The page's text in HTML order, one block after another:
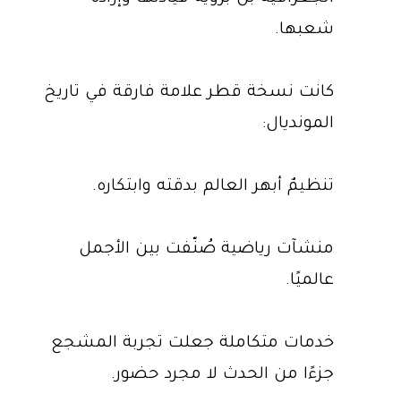
شعبها.
كانت نسخة قطر علامة فارقة في تاريخ
المونديال:
تنظيمٌ أبهر العالم بدقته وابتكاره.
منشآت رياضية صُنّفت بين الأجمل
عالميًا.
خدمات متكاملة جعلت تجربة المشجع
جزءًا من الحدث لا مجرد حضور.